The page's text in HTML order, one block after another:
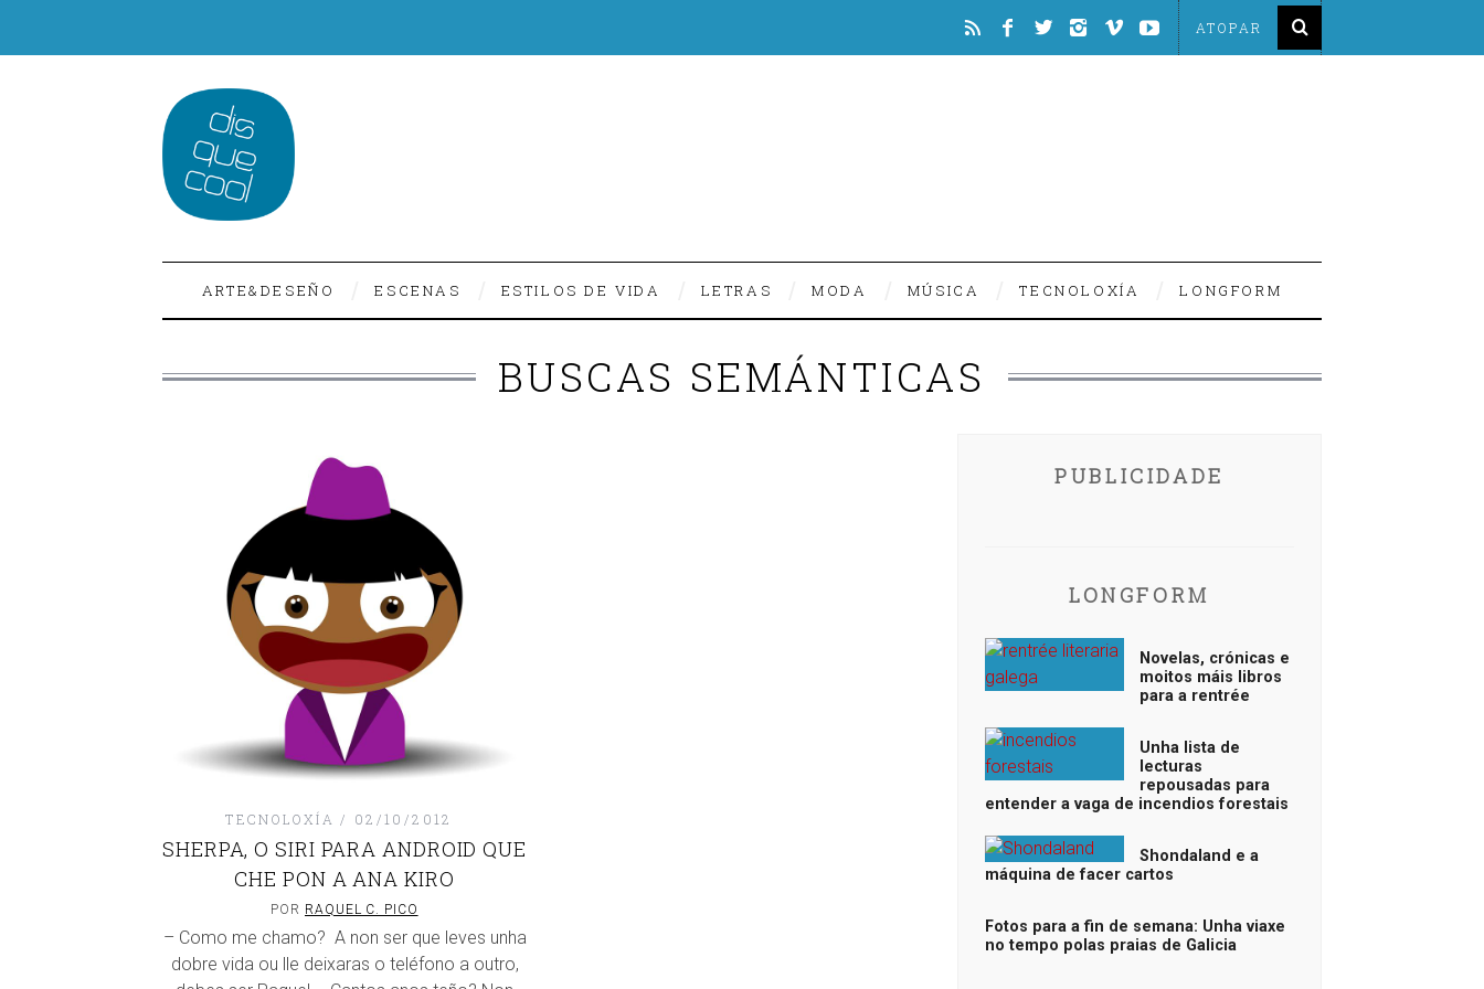
ARTE&DESEÑO ESCENAS ESTILOS DE VIDA LETRAS MODA MÚSICA TECNOLOXÍA LONGFORM
BUSCAS SEMÁNTICAS
TECNOLOXÍA 02/10/2012
SHERPA, O SIRI PARA ANDROID QUE
CHE PON A ANA KIRO
POR RAQUEL C. PICO
– Como me chamo? A non ser que leves unha
dobre vida ou lle deixaras o teléfono a outro,
PUBLICIDADE
LONGFORM
Novelas, crónicas e
moitos máis libros
para a rentrée
Unha lista de
lecturas
repousadas para
entender a vaga de incendios forestais
Shondaland e a
máquina de facer cartos
Fotos para a fin de semana: Unha viaxe
no tempo polas praias de Galicia